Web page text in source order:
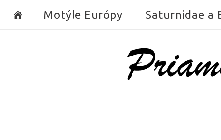
Motýle Európy Saturnidae a
Home